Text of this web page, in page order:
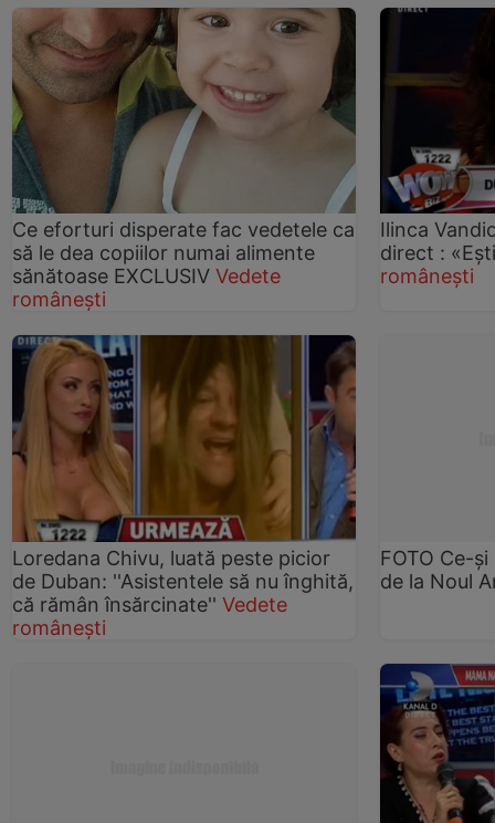
Ce eforturi disperate fac vedetele ca
să le dea copiilor numai alimente
sănătoase EXCLUSIV Vedete
românești
Ilinca
direct :
românești
Loredana Chivu, luată peste picior
de Duban: ''Asistentele să nu înghită,
că rămân însărcinate'' Vedete
românești
FOTO Ce-
de la Noul